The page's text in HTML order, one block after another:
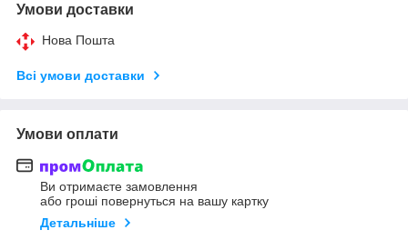
Умови доставки
Нова Пошта
Всі умови доставки
Умови оплати
Ви отримаєте замовлення
або гроші повернуться на вашу картку
Детальніше